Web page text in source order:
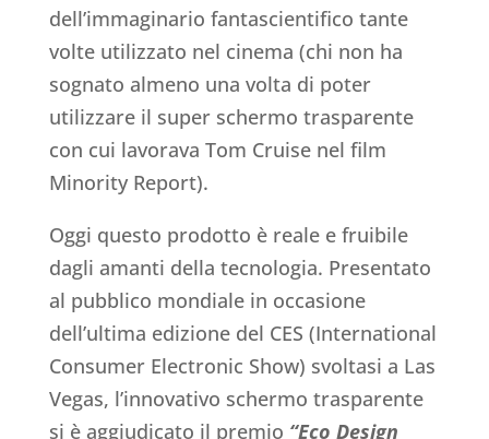
dell’immaginario fantascientifico tante
volte utilizzato nel cinema (chi non ha
sognato almeno una volta di poter
utilizzare il super schermo trasparente
con cui lavorava Tom Cruise nel film
Minority Report).
Oggi questo prodotto è reale e fruibile
dagli amanti della tecnologia. Presentato
al pubblico mondiale in occasione
dell’ultima edizione del CES (International
Consumer Electronic Show) svoltasi a Las
Vegas, l’innovativo schermo trasparente
si è aggiudicato il premio “Eco Design